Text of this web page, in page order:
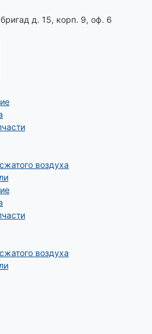
д. 15, корп. 9, оф. 6
воздуха
воздуха